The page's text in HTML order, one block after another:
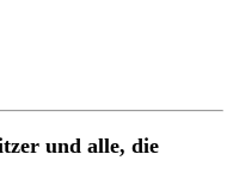
und alle, die